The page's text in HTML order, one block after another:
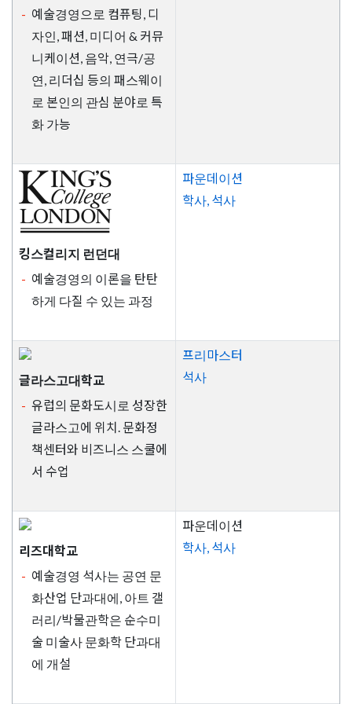
예술경영으로 컴퓨팅, 디
자인, 패션, 미디어 & 커뮤
니케이션, 음악, 연극/공
연, 리더십 등의 패스웨이
로 본인의 관심 분야로 특
화 가능
킹스컬리지 런던대
예술경영의 이론을 탄탄
하게 다질 수 있는 과정
파운데이션
학사, 석사
글라스고대학교
유럽의 문화도시로 성장한
글라스고에 위치. 문화정
책센터와 비즈니스 스쿨에
서 수업
프리마스터
석사
리즈대학교
예술경영 석사는 공연 문
화산업 단과대에, 아트 갤
러리/박물관학은 순수미
술 미술사 문화학 단과대
에 개설
파운데이션
학사, 석사